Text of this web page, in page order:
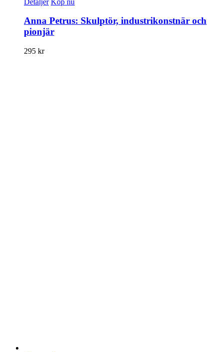
Anna Petrus: Skulptör, industrikonstnär och
pionjär
295 kr